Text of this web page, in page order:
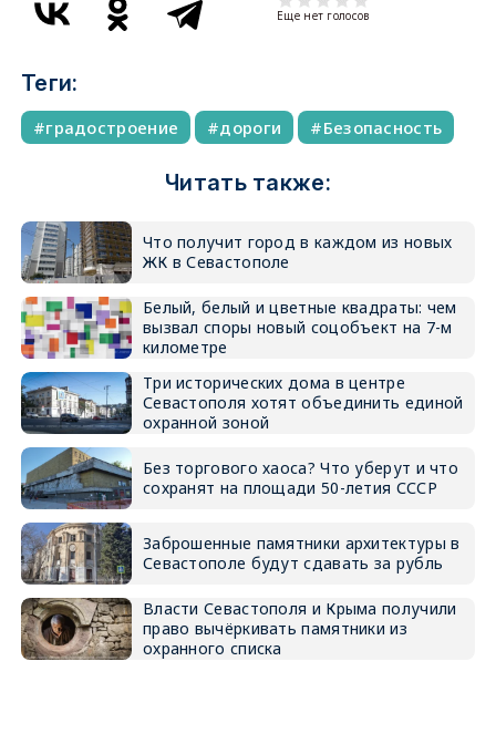
Еще нет голосов
Теги:
градостроение дороги Безопасность
Читать также:
Что получит город в каждом из новых
ЖК в Севастополе
Белый, белый и цветные квадраты: чем
вызвал споры новый соцобъект на 7-м
километре
Три исторических дома в центре
Севастополя хотят объединить единой
охранной зоной
Без торгового хаоса? Что уберут и что
сохранят на площади 50-летия СССР
Заброшенные памятники архитектуры в
Севастополе будут сдавать за рубль
Власти Севастополя и Крыма получили
право вычёркивать памятники из
охранного списка